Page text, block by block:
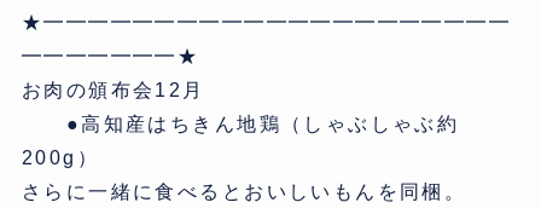
★━━━━━━━━━━━━━━━━━━━━━
━━━━━━━★
お肉の頒布会12月
●高知産はちきん地鶏（しゃぶしゃぶ約
200g）
さらに一緒に食べるとおいしいもんを同梱。